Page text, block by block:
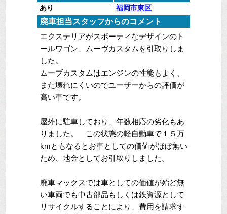
あり
福岡市東区
廃車担当スタッフからのコメント
エクステリアがスポーティなデザインのト
ールワゴン、ムーヴカスタムを引取りしま
した。
ムーブカスタムはエンジンの性能もよく、
また壊れにくいのでユーザーからの評価が
高い車です。
屋外に駐車しており、年数相応の劣化もあ
りました。 この状態の軽自動車で１５万
kmともなるとお車としての価値がほぼ無い
ため、地金としてお引取りしました。
廃車マックスでは車としての価値が殆ど無
い車両でも中古部品もしくは鉄資源として
リサイクルすることにより、費用を請求す